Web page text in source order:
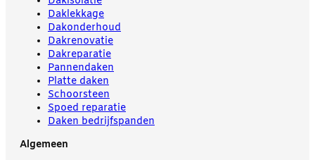
Daklekkage
Dakonderhoud
Dakrenovatie
Dakreparatie
Pannendaken
Platte daken
Schoorsteen
Spoed reparatie
Daken bedrijfspanden
Algemeen